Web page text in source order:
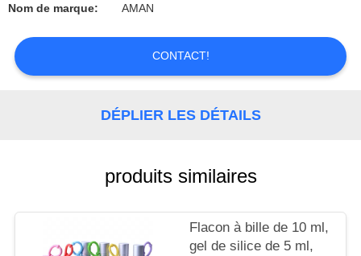
VISITE
DE
L'USINE
CONTRÔLE
CONTACTEZ-
NOUS
Nom de marque: AMAN
CONTACT!
DÉPLIER LES DÉTAILS
produits similaires
Flacon à bille de 10 ml,
gel de silice de 5 ml,